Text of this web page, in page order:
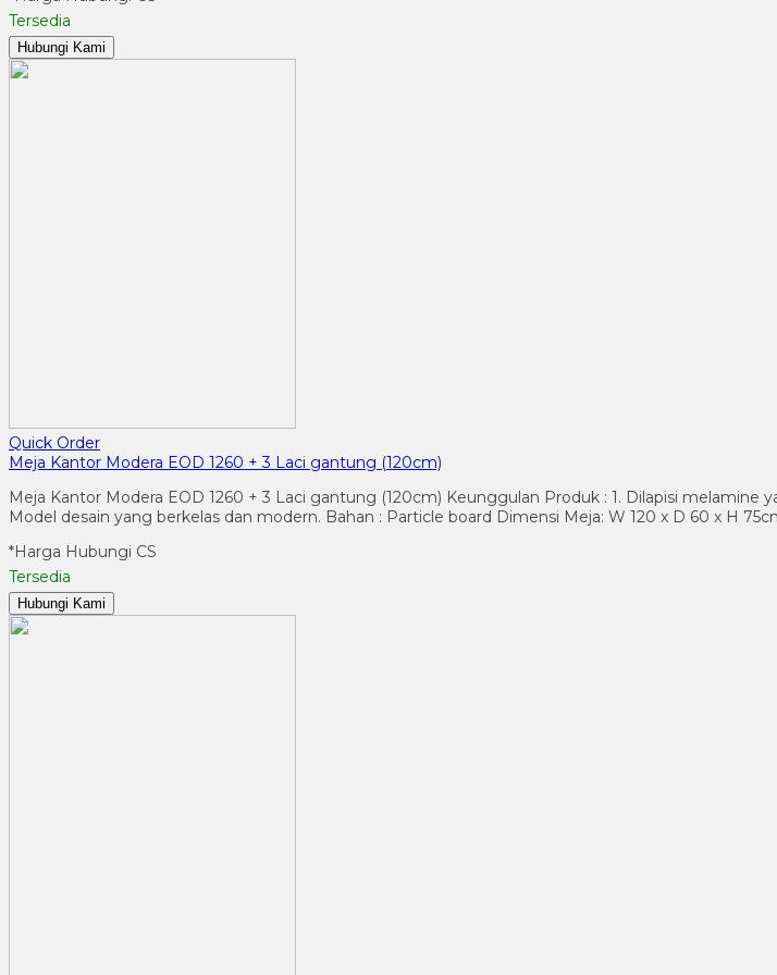
Tersedia
Hubungi Kami
Quick Order
Meja Kantor Modera EOD 1260 + 3 Laci gantung (120cm)
Meja Kantor Modera EOD 1260 + 3 Laci gantung (120cm) Keunggulan Produk : 1. Dilapisi
Model desain yang berkelas dan modern. Bahan : Particle board Dimensi Meja: W 120 x D 60 x H
*Harga Hubungi CS
Tersedia
Hubungi Kami